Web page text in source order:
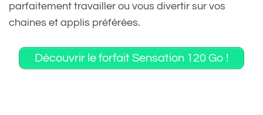
parfaitement travailler ou vous divertir sur vos
chaines et applis préférées.
Découvrir le forfait Sensation 120 Go !